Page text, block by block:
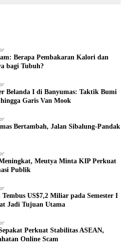
Berapa Pembakaran Kalori dan
bagi Tubuh?
Belanda I di Banyumas: Taktik Bumi
Garis Van Mook
Bertambah, Jalan Sibalung-Pandak
Meutya Minta KIP Perkuat
Publik
Tembus US$7,2 Miliar pada Semester I
Jadi Tujuan Utama
Perkuat Stabilitas ASEAN,
Online Scam